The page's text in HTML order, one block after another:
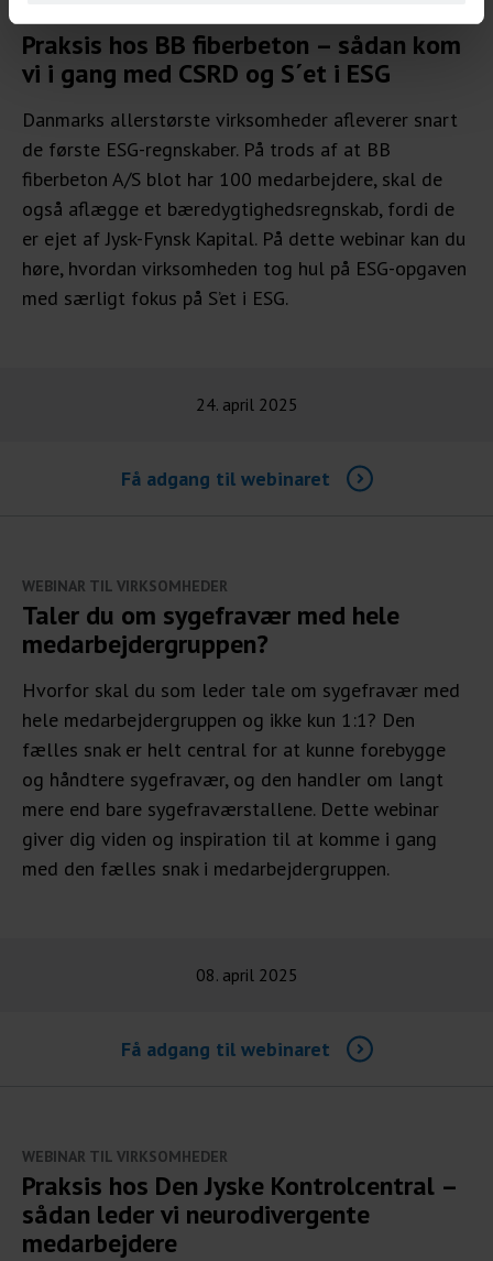
Praksis hos BB fiberbeton – sådan kom
vi i gang med CSRD og S´et i ESG
Danmarks allerstørste virksomheder afleverer snart
de første ESG-regnskaber. På trods af at BB
fiberbeton A/S blot har 100 medarbejdere, skal de
også aflægge et bæredygtighedsregnskab, fordi de
er ejet af Jysk-Fynsk Kapital. På dette webinar kan du
høre, hvordan virksomheden tog hul på ESG-opgaven
med særligt fokus på S’et i ESG.
24. april 2025
Få adgang til webinaret
WEBINAR TIL VIRKSOMHEDER
Taler du om sygefravær med hele
medarbejdergruppen?
Hvorfor skal du som leder tale om sygefravær med
hele medarbejdergruppen og ikke kun 1:1? Den
fælles snak er helt central for at kunne forebygge
og håndtere sygefravær, og den handler om langt
mere end bare sygefraværstallene. Dette webinar
giver dig viden og inspiration til at komme i gang
med den fælles snak i medarbejdergruppen.
08. april 2025
Få adgang til webinaret
WEBINAR TIL VIRKSOMHEDER
Praksis hos Den Jyske Kontrolcentral –
sådan leder vi neurodivergente
medarbejdere